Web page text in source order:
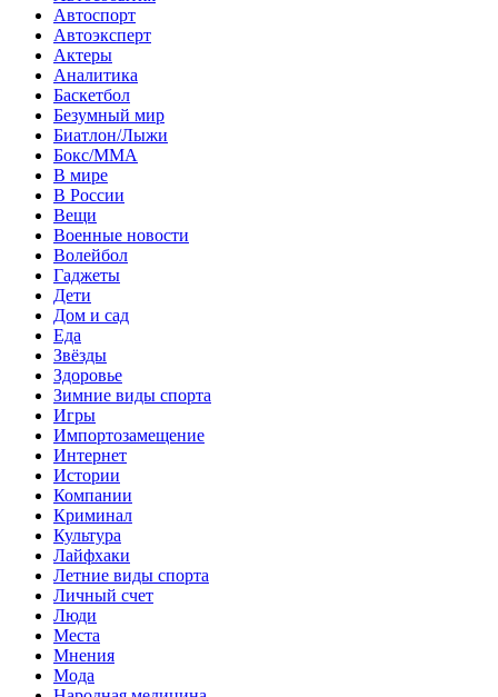
Автоспорт
Автоэксперт
Актеры
Аналитика
Баскетбол
Безумный мир
Биатлон/Лыжи
Бокс/MMA
В мире
В России
Вещи
Военные новости
Волейбол
Гаджеты
Дети
Дом и сад
Еда
Звёзды
Здоровье
Зимние виды спорта
Игры
Импортозамещение
Интернет
Истории
Компании
Криминал
Культура
Лайфхаки
Летние виды спорта
Личный счет
Люди
Места
Мнения
Мода